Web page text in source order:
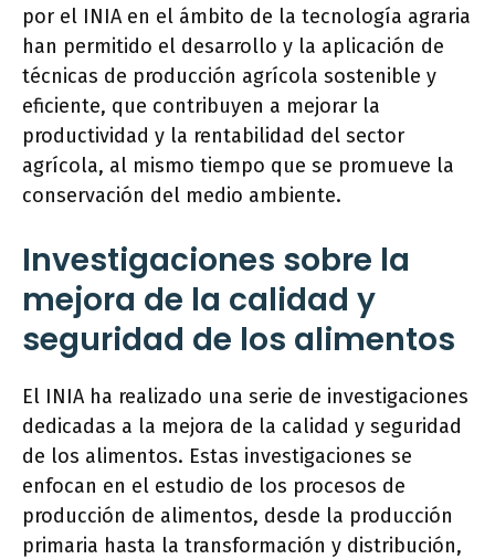
por el INIA en el ámbito de la tecnología agraria
han permitido el desarrollo y la aplicación de
técnicas de producción agrícola sostenible y
eficiente, que contribuyen a mejorar la
productividad y la rentabilidad del sector
agrícola, al mismo tiempo que se promueve la
conservación del medio ambiente.
Investigaciones sobre la
mejora de la calidad y
seguridad de los alimentos
El INIA ha realizado una serie de investigaciones
dedicadas a la mejora de la calidad y seguridad
de los alimentos. Estas investigaciones se
enfocan en el estudio de los procesos de
producción de alimentos, desde la producción
primaria hasta la transformación y distribución,